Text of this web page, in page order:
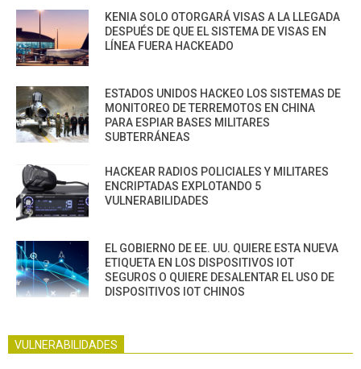
KENIA SOLO OTORGARÁ VISAS A LA LLEGADA
DESPUÉS DE QUE EL SISTEMA DE VISAS EN
LÍNEA FUERA HACKEADO
ESTADOS UNIDOS HACKEO LOS SISTEMAS DE
MONITOREO DE TERREMOTOS EN CHINA
PARA ESPIAR BASES MILITARES
SUBTERRÁNEAS
HACKEAR RADIOS POLICIALES Y MILITARES
ENCRIPTADAS EXPLOTANDO 5
VULNERABILIDADES
EL GOBIERNO DE EE. UU. QUIERE ESTA NUEVA
ETIQUETA EN LOS DISPOSITIVOS IOT
SEGUROS O QUIERE DESALENTAR EL USO DE
DISPOSITIVOS IOT CHINOS
VULNERABILIDADES